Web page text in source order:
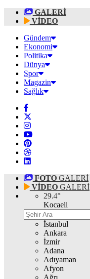
GALERİ
VİDEO
Gündem
Ekonomi
Politika
Dünya
Spor
Magazin
Sağlık
FOTO GALERİ
VİDEO GALERİ
29.4°
Kocaeli
İstanbul
Ankara
İzmir
Adana
Adıyaman
Afyon
Ağrı